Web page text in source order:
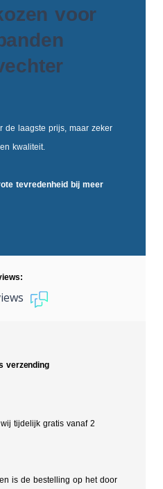
voor
de laagste prijs, maar zeker
kwaliteit.
tevredenheid bij meer
verzending
tijdelijk gratis vanaf 2
is de bestelling op het door